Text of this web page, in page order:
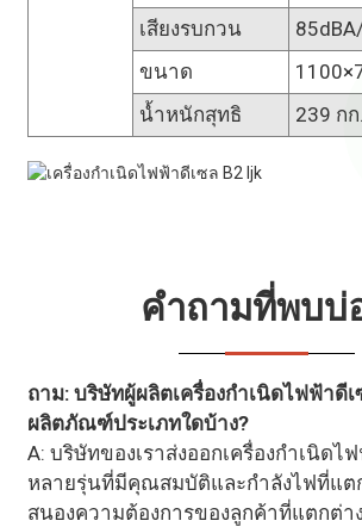
เสียงรบกวน
ขนาด
น้ำหนักสุทธิ
239 กก.
คำถามที่พบบ่
ถาม: บริษัทผู้ผลิตเครื่องกำเนิดไฟฟ้าดีเ
ผลิตภัณฑ์ประเภทใดบ้าง?
A: บริษัทของเราส่งออกเครื่องกำเนิดไ
หลายรุ่นที่มีคุณสมบัติและกำลังไฟที่แต
สนองความต้องการของลูกค้าที่แตกต่า